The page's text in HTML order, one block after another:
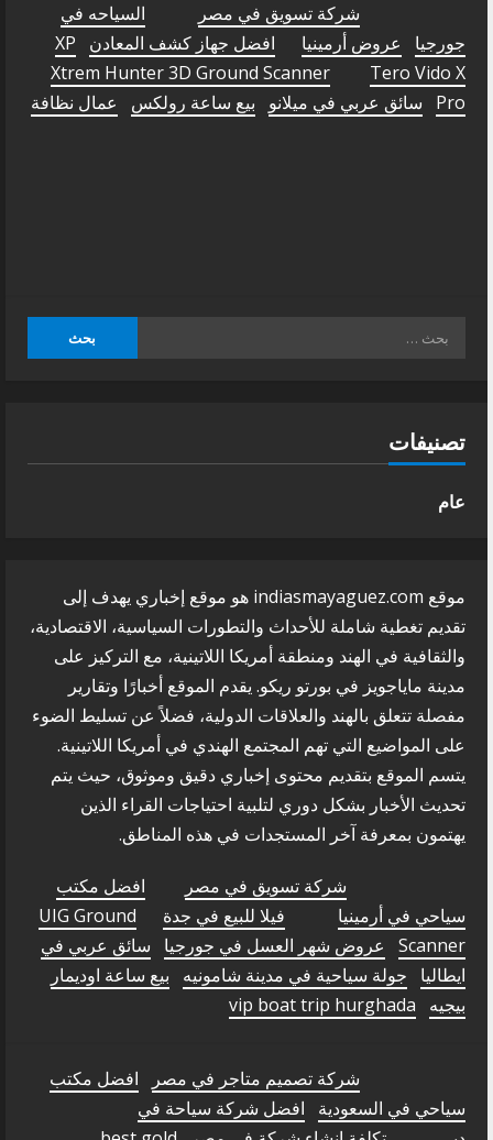
شركة تسويق في مصر
السياحه في
جورجيا
عروض أرمينيا افضل جهاز كشف المعادن
XP
Xtrem Hunter 3D Ground Scanner
Tero Vido X
Pro
سائق عربي في ميلانو بيع ساعة رولكس عمال نظافة
تصنيفات
عام
موقع indiasmayaguez.com هو موقع إخباري يهدف إلى
تقديم تغطية شاملة للأحداث والتطورات السياسية، الاقتصادية،
والثقافية في الهند ومنطقة أمريكا اللاتينية، مع التركيز على
مدينة ماياجويز في بورتو ريكو. يقدم الموقع أخبارًا وتقارير
مفصلة تتعلق بالهند والعلاقات الدولية، فضلاً عن تسليط الضوء
على المواضيع التي تهم المجتمع الهندي في أمريكا اللاتينية.
يتسم الموقع بتقديم محتوى إخباري دقيق وموثوق، حيث يتم
تحديث الأخبار بشكل دوري لتلبية احتياجات القراء الذين
يهتمون بمعرفة آخر المستجدات في هذه المناطق.
شركة تسويق في مصر
افضل مكتب
سياحي في أرمينيا
فيلا للبيع في جدة
UIG Ground
Scanner
عروض شهر العسل في جورجيا
سائق عربي في
ايطاليا
جولة سياحية في مدينة شامونيه
بيع ساعة اوديمار
بيجيه
vip boat trip hurghada
شركة تصميم متاجر في مصر
افضل مكتب
سياحي في السعودية
افضل شركة سياحة في